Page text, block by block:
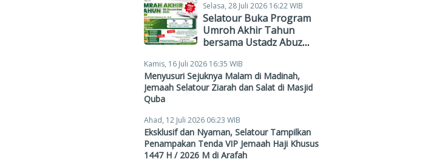
Selasa, 28 Juli 2026 16:22 WIB
Selatour Buka Program
Umroh Akhir Tahun
bersama Ustadz Abuz
Mulai Rp38,4 Juta
Kamis, 16 Juli 2026 16:35 WIB
Menyusuri Sejuknya Malam di Madinah,
Jemaah Selatour Ziarah dan Salat di Masjid
Quba
Ahad, 12 Juli 2026 06:23 WIB
Eksklusif dan Nyaman, Selatour Tampilkan
Penampakan Tenda VIP Jemaah Haji Khusus
1447 H / 2026 M di Arafah